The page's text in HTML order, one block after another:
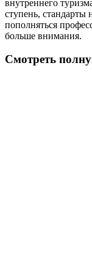
внутреннего
ступень, стандарты
пополняться
больше внимания.
Смотреть